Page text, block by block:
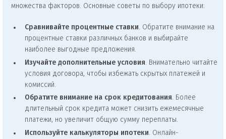
множества факторов. Основные советы по выбору ипотеки:
Сравнивайте процентные ставки. Обратите внимание на
процентные ставки различных банков и выбирайте
наиболее выгодные предложения.
Изучайте дополнительные условия . Внимательно читайте
условия договора, чтобы избежать скрытых платежей и
комиссий.
Обратите внимание на срок кредитования. Более
длительный срок кредита может снизить ежемесячные
платежи, но увеличит общую сумму переплаты.
Используйте калькуляторы ипотеки . Онлайн-